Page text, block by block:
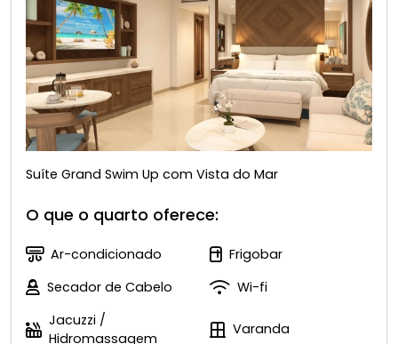
Suíte Grand Swim Up com Vista do Mar
O que o quarto oferece:
Ar-condicionado
Frigobar
Secador de Cabelo
Wi-fi
Jacuzzi /
Hidromassagem
Varanda